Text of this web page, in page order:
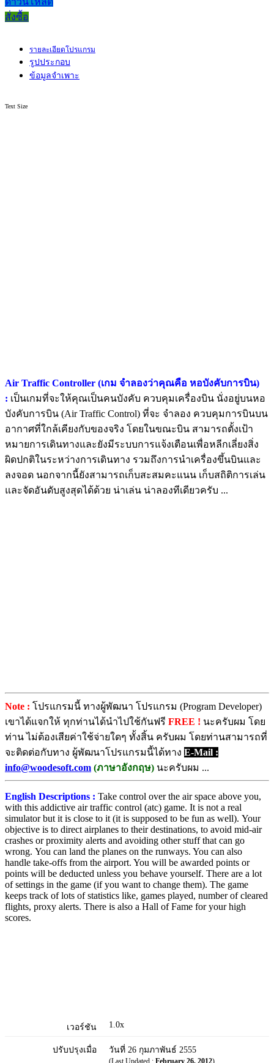
สั่งซื้อ
รายละเอียดโปรแกรม
รูปประกอบ
ข้อมูลจำเพาะ
Text Size
Air Traffic Controller (เกม จำลองว่าคุณคือ หอบังคับการบิน)
: เป็นเกมที่จะให้คุณเป็นคนบังคับ ควบคุมเครื่องบิน นั่งอยู่บนหอ
บังคับการบิน (Air Traffic Control) ที่จะ จำลอง ควบคุมการบินบน
อากาศที่ใกล้เคียงกับของจริง โดยในขณะบิน สามารถตั้งเป้า
หมายการเดินทางและยังมีระบบการแจ้งเตือนเพื่อหลีกเลี่ยงสิ่ง
ผิดปกติในระหว่างการเดินทาง รวมถึงการนำเครื่องขึ้นบินและ
ลงจอด นอกจากนี้ยังสามารถเก็บสะสมคะแนน เก็บสถิติการเล่น
และจัดอันดับสูงสุดได้ด้วย น่าเล่น น่าลองทีเดียวครับ ...
Note : โปรแกรมนี้ ทางผู้พัฒนา โปรแกรม (Program Developer)
เขาได้แจกให้ ทุกท่านได้นำไปใช้กันฟรี FREE ! นะครับผม โดย
ท่าน ไม่ต้องเสียค่าใช้จ่ายใดๆ ทั้งสิ้น ครับผม โดยท่านสามารถที่
จะติดต่อกับทาง ผู้พัฒนาโปรแกรมนี้ได้ทาง E-Mail :
info@woodesoft.com (ภาษาอังกฤษ) นะครับผม ...
English Descriptions : Take control over the air space above you,
with this addictive air traffic control (atc) game. It is not a real
simulator but it is close to it (it is supposed to be fun as well). Your
objective is to direct airplanes to their destinations, to avoid mid-air
crashes or proximity alerts and avoiding other stuff that can go
wrong. You can land the planes on the runways. You can also
handle take-offs from the airport. You will be awarded points or
points will be deducted unless you behave yourself. There are a lot
of settings in the game (if you want to change them). The game
keeps track of lots of statistics like, games played, number of cleared
flights, proxy alerts. There is also a Hall of Fame for your high
scores.
เวอร์ชัน 1.0x
ปรับปรุงเมื่อ วันที่ 26 กุมภาพันธ์ 2555